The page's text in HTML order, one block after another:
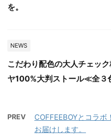
を。
NEWS
こだわり配色の大人チェック
ヤ100%大判ストール≪全
PREV
COFFEEBOYとコラ
お届けします。